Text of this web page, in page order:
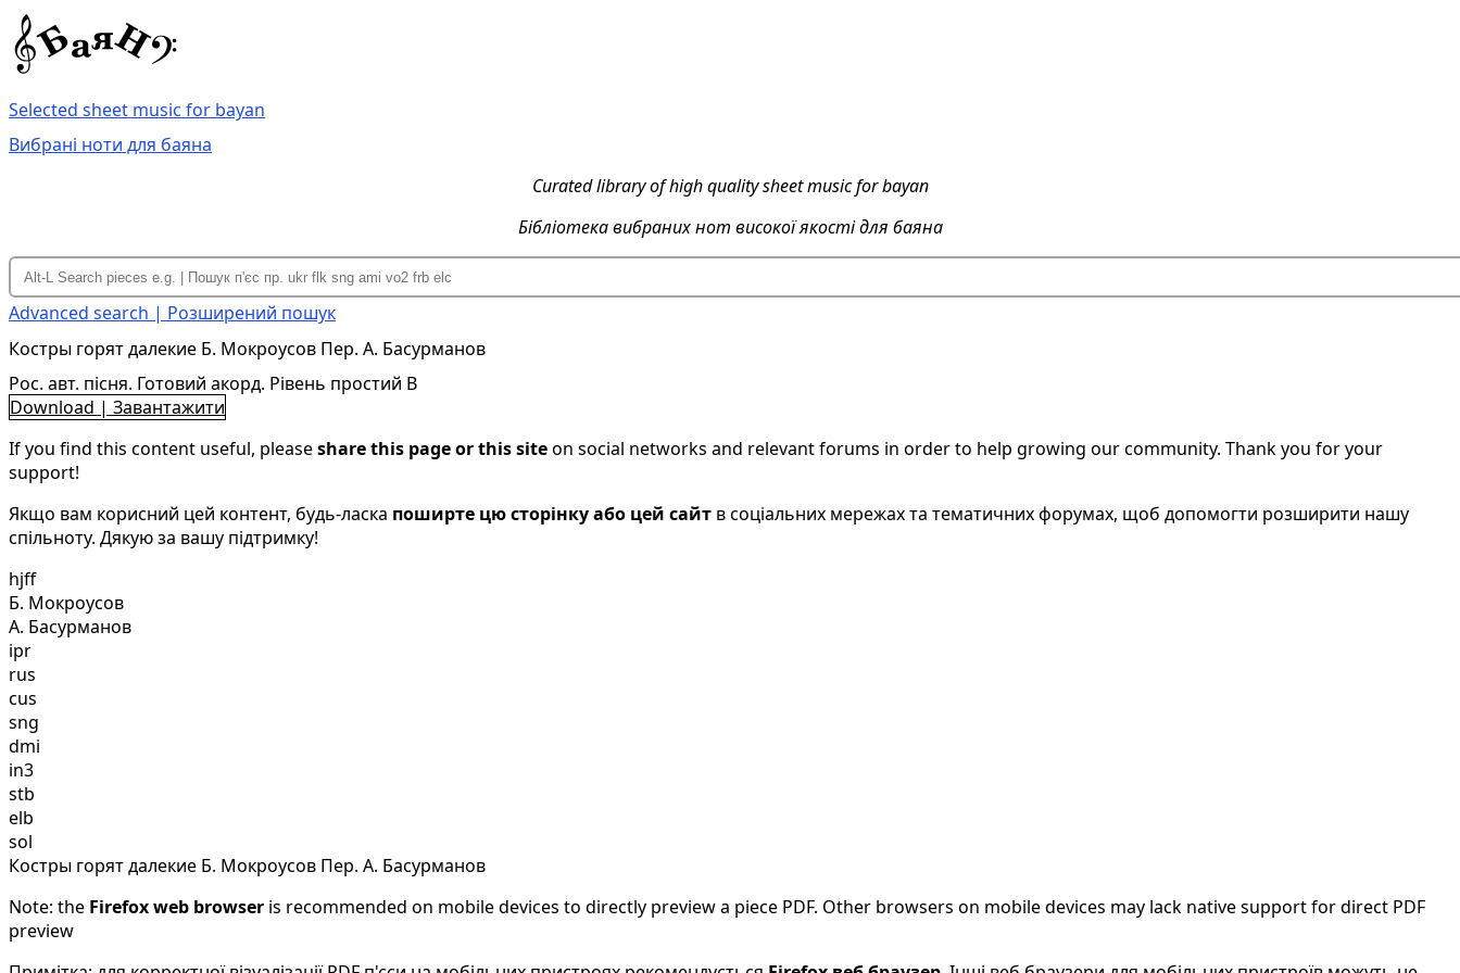
Selected sheet music for bayan
Вибрані ноти для баяна
Curated library of high quality sheet music for bayan
Бібліотека вибраних нот високої якості для баяна
Advanced search | Розширений пошук
Костры горят далекие Б. Мокроусов Пер. А. Басурманов
Рос. авт. пісня. Готовий акорд. Рівень простий B
Download | Завантажити
If you find this content useful, pleaseshare this page or this siteon social networks and relevant forums in order to help growing our community. Thank you for your
support!
Якщо вам корисний цей контент, будь-ласка поширте цю сторінку або цей сайт в соціальних мережах та тематичних форумах, щоб допомогти розширити нашу
спільноту. Дякую за вашу підтримку!
hjff
Б. Мокроусов
А. Басурманов
ipr
rus
cus
sng
dmi
in3
stb
elb
sol
Костры горят далекие Б. Мокроусов Пер. А. Басурманов
Note: the Firefox web browser is recommended on mobile devices to directly preview a piece PDF. Other browsers on mobile devices may lack native support for direct PDF
preview